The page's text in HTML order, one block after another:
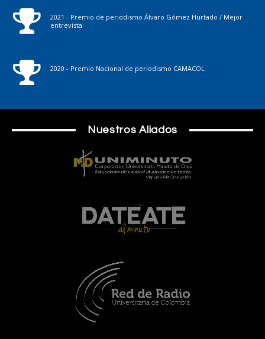
2021 - Premio de periodismo Álvaro Gómez Hurtado / Mejor
entrevista
2020 - Premio Nacional de periodismo CAMACOL
Nuestros Aliados